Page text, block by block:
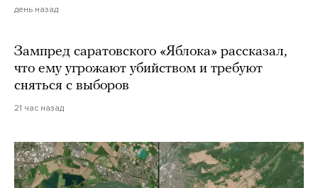
день назад
Зампред саратовского «Яблока» рассказал,
что ему угрожают убийством и требуют
сняться с выборов
21 час назад